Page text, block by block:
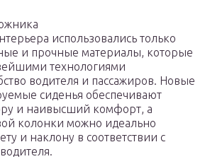
использовались только
и прочные материалы, которые
технологиями
водителя и пассажиров. Новые
сиденья обеспечивают
и наивысший комфорт, а
колонки можно идеально
и наклону в соответствии с